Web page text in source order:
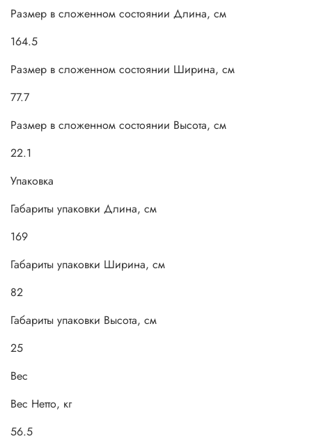
Размер в сложенном состоянии Длина, см
164.5
Размер в сложенном состоянии Ширина, см
77.7
Размер в сложенном состоянии Высота, см
22.1
Упаковка
Габариты упаковки Длина, см
169
Габариты упаковки Ширина, см
82
Габариты упаковки Высота, см
25
Вес
Вес Нетто, кг
56.5